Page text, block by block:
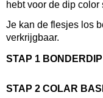
hebt voor de dip color
Je kan de flesjes los
verkrijgbaar.
STAP 1 BONDERDIP
STAP 2 COLAR